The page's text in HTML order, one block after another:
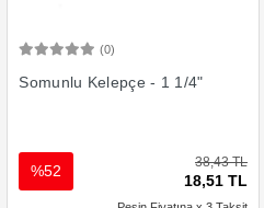
(0)
Somunlu Kelepçe - 1 1/4"
38,43 TL
18,51 TL
%52